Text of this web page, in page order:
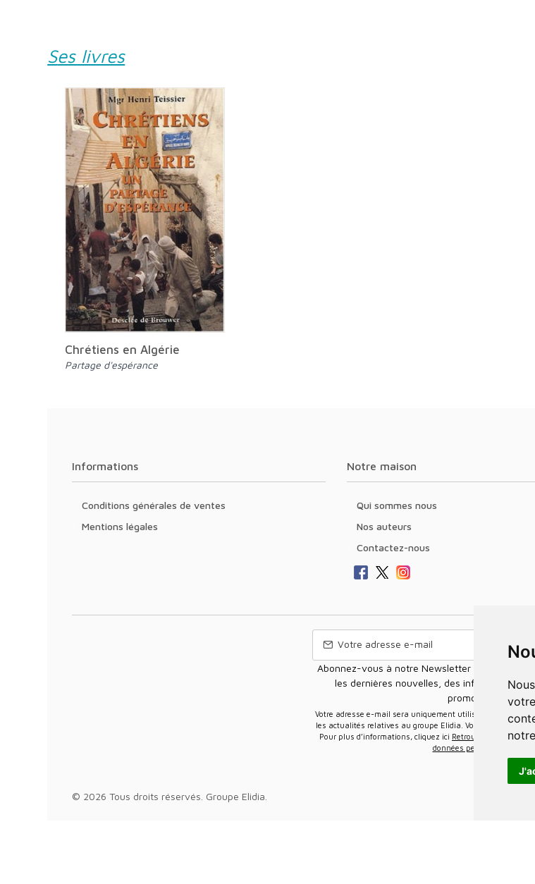
Nous utilisons des cookies et d'autres technologies de suivi pour améliorer
Ses livres
Chrétiens en Algérie
Partage d'espérance
Informations
Conditions générales de ventes
Mentions légales
Notre maison
Qui sommes nous
Nos auteurs
Contactez-nous
Abonnez-vous à notre Newsletter pour recevoir
les dernières nouvelles, des informations
promotions.
Votre adresse e-mail sera uniquement utilisée pour vous envoyer des informations sur
les actualités relatives au groupe Elidia. Vous pouvez vous
Pour plus d’informations, cliquez ici Retrouvez ici notre
données personnelles
© 2026 Tous droits réservés. Groupe Elidia